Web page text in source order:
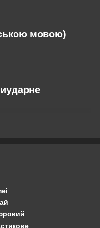
мовою)